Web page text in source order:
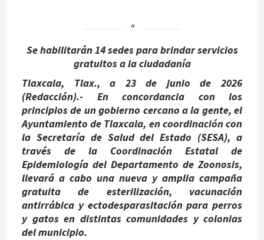
Se habilitarán 14 sedes para brindar servicios
gratuitos a la ciudadanía
Tlaxcala, Tlax., a 23 de junio de 2026
(Redacción).- En concordancia con los
principios de un gobierno cercano a la gente, el
Ayuntamiento de Tlaxcala, en coordinación con
la Secretaría de Salud del Estado (SESA), a
través de la Coordinación Estatal de
Epidemiología del Departamento de Zoonosis,
llevará a cabo una nueva y amplia campaña
gratuita de esterilización, vacunación
antirrábica y ectodesparasitación para perros
y gatos en distintas comunidades y colonias
del municipio.